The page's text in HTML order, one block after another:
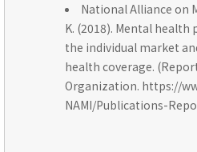
National Alliance on
K. (2018). Mental
the individual market
health coverage. (Report
Organization. https://
NAMI/Publications-